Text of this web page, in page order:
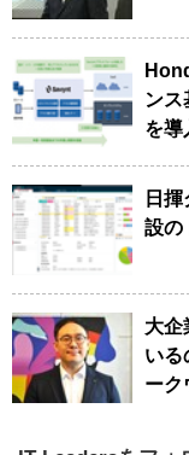
ンス
を導
日
設の
大企
いる
ーク